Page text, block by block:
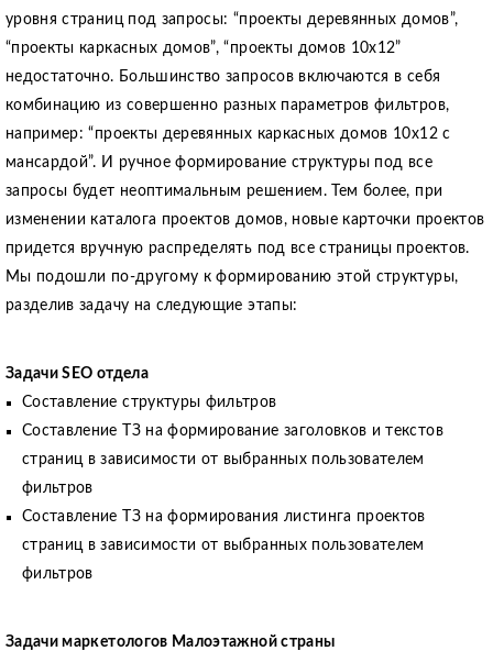
уровня страниц под запросы: “проекты деревянных домов”,
“проекты каркасных домов”, “проекты домов 10х12”
недостаточно. Большинство запросов включаются в себя
комбинацию из совершенно разных параметров фильтров,
например: “проекты деревянных каркасных домов 10х12 с
мансардой”. И ручное формирование структуры под все
запросы будет неоптимальным решением. Тем более, при
изменении каталога проектов домов, новые карточки проектов
придется вручную распределять под все страницы проектов.
Мы подошли по-другому к формированию этой структуры,
разделив задачу на следующие этапы:
Задачи SEO отдела
Составление структуры фильтров
Составление ТЗ на формирование заголовков и текстов
страниц в зависимости от выбранных пользователем
фильтров
Составление ТЗ на формирования листинга проектов
страниц в зависимости от выбранных пользователем
фильтров
Задачи маркетологов Малоэтажной страны